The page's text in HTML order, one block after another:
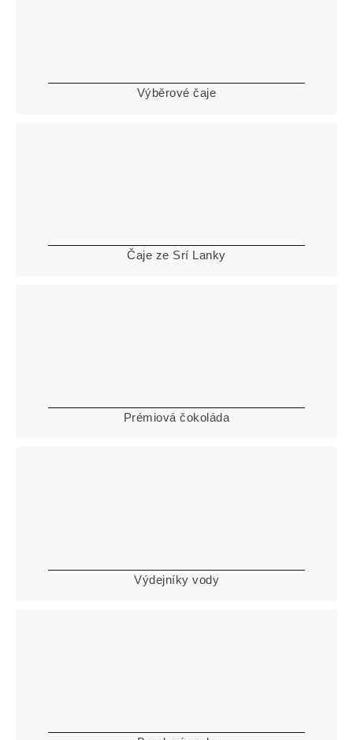
Výběrové čaje
Čaje ze Srí Lanky
Prémiová čokoláda
Výdejníky vody